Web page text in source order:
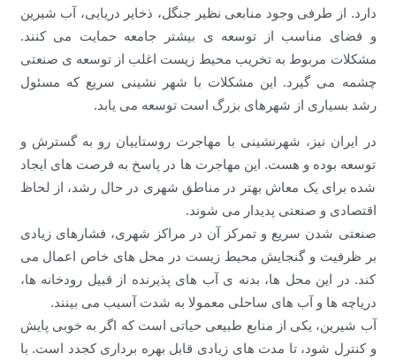
دارد. از طرفی وجود منابعی نظیر جنگل، ذخایر دریایی، آب شیرین
و فضای مناسب از توسعه ی بیشتر جامعه حمایت می کنند.
مشکلات مربوط به تخریب محیط زیست اغلب از توسعه ی صنعتی
چشمه می گیرد. این مشکلات با شهر نشینی سریع که مسئول
رشد بسیاری از شهرهای بزرگ است توسعه می یابد.
در ایران نیز، شهرنشینی با مهاجرت روستاییان رو به گسترش و
توسعه بوده و هست. این مهاجرت ها در پاسخ به فرصت های ایجاد
شده برای یک معاش بهتر در مناطق شهری در حال رشد، از لحاظ
اقتصادی و صنعتی پدیدار می شوند.
صنعتی شدن سریع و تمرکز آن در مراکز شهری، فشارهای زیادی
بر ظرفیت و گنجایش محیط زیست در محل های خاص اعمال می
کند. در این محل ها، بدنه ی آب های پذیرنده از قبیل رودخانه ها،
دریاچه ها و آب های ساحلی معمولا به شدت آسیب می بینند.
آب شیرین، یکی از منابع طبیعی حیاتی است که اگر به خوبی پایش
و کنترل شود، تا مدت های زیادی قابل بهره برداری کجدد است. با